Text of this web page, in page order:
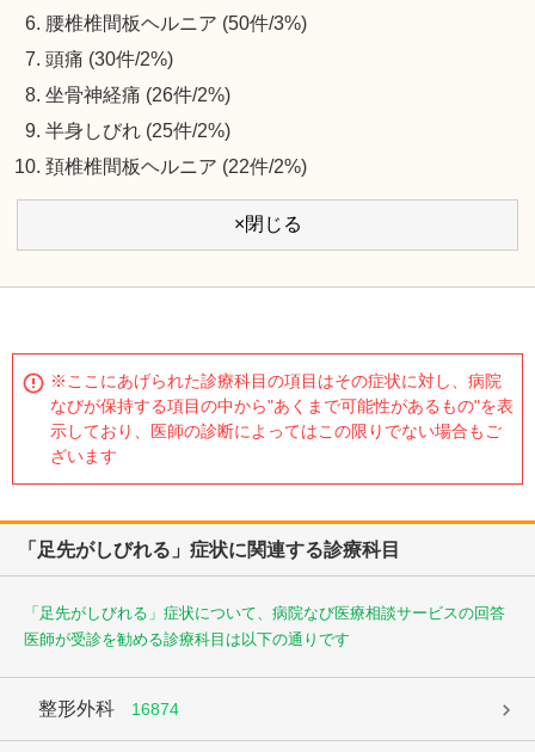
腰椎椎間板ヘルニア (50件/3%)
頭痛 (30件/2%)
坐骨神経痛 (26件/2%)
半身しびれ (25件/2%)
頚椎椎間板ヘルニア (22件/2%)
×閉じる
※ここにあげられた診療科目の項目はその症状に対し、病院
なびが保持する項目の中から"あくまで可能性があるもの"を表
示しており、医師の診断によってはこの限りでない場合もご
ざいます
「足先がしびれる」症状に関連する診療科目
「足先がしびれる」症状について、病院なび医療相談サービスの回答
医師が受診を勧める診療科目は以下の通りです
整形外科 16874